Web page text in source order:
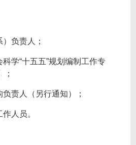
负责人；
学“十五五”规划编制工作专
责人（另行通知）；
人员。